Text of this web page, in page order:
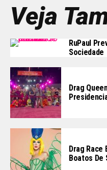
Veja
RuPaul
Sociedade
Drag
Drag Race
Boatos De